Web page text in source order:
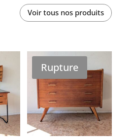
Voir tous nos produits
Rupture